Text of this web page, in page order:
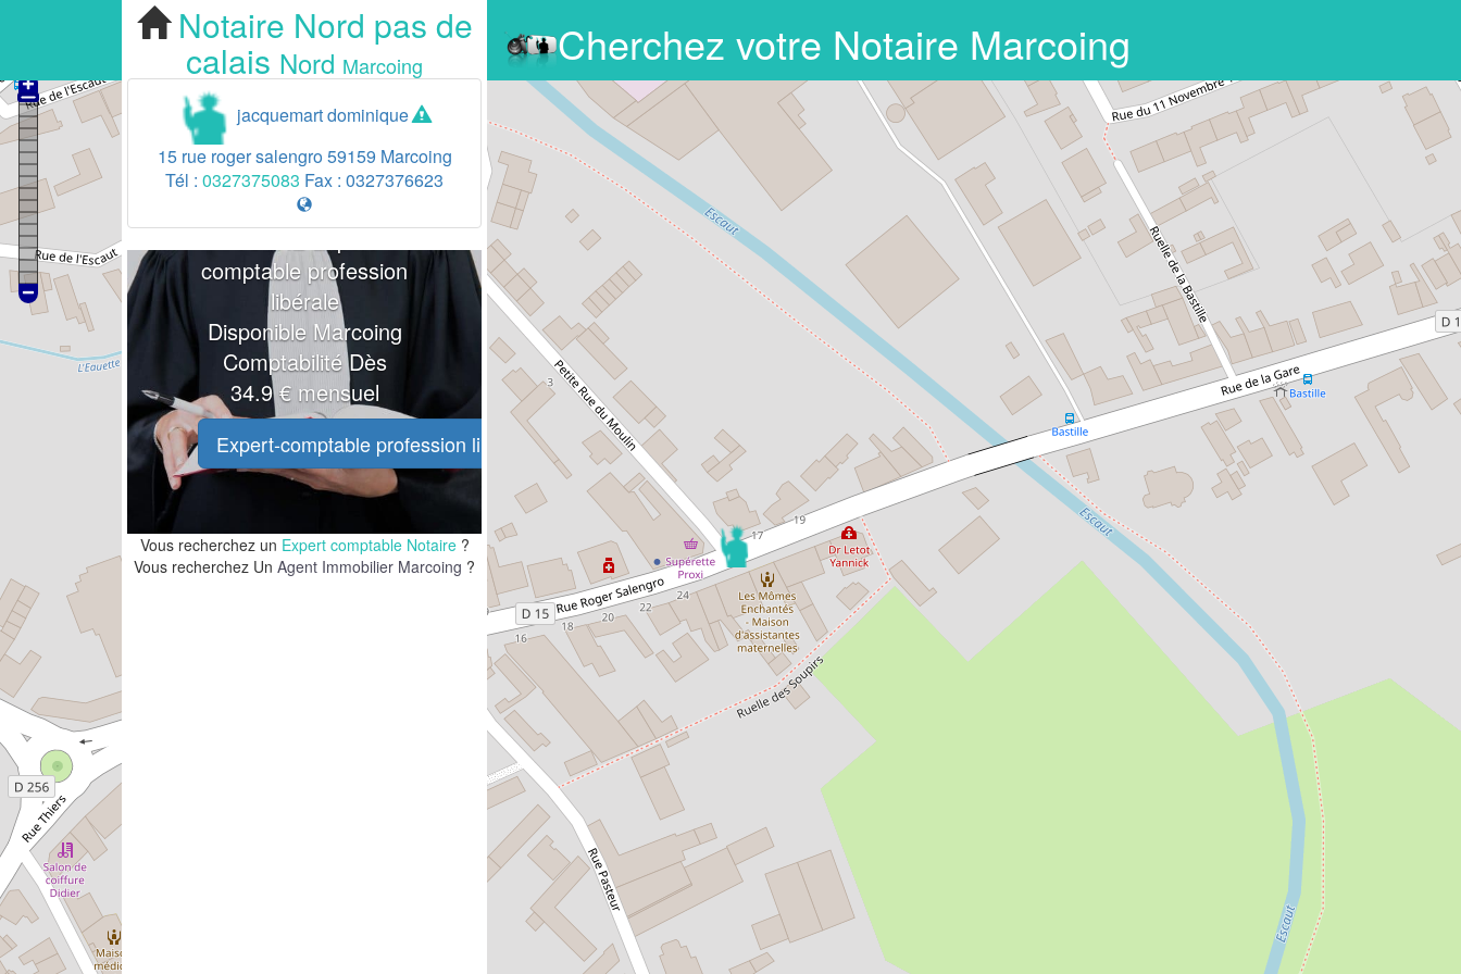
Cherchez votre Notaire Marcoing
Notaire Nord pas de
calais Nord Marcoing
jacquemart dominique
15 rue roger salengro59159 Marcoing
Tél : 0327375083 Fax : 0327376623
comptable profession
libérale
Disponible Marcoing
Comptabilité Dès
34.9 € mensuel
Expert-comptable profession libérale
Vous recherchez un Expert comptable Notaire?
Vous recherchez Un Agent Immobilier Marcoing ?